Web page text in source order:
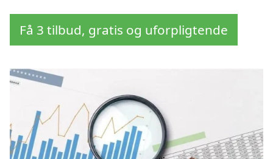
Få 3 tilbud, gratis og uforpligtende